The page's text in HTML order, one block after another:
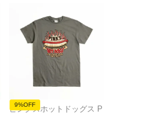
9%OFF
ピンクスホットドッグス P